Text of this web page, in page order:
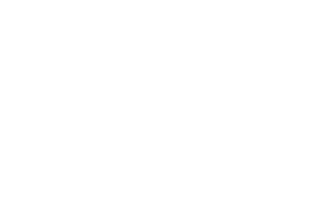
Scénarios vécus : rançongiciel, fuite de
Plan de continuité et de reprise (RTO/
Communication de crise : transparence et
Partenaires stratégiques (assureurs,
: Simulation de crise